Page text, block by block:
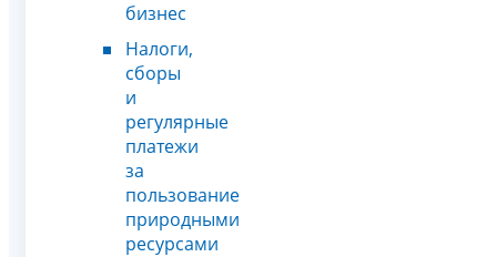
бизнес
Налоги,
сборы
и
регулярные
платежи
за
пользование
природными
ресурсами